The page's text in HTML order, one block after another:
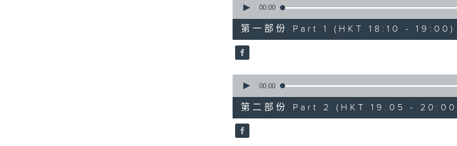
seconds
50
minutes,
0
seconds
90%
00:00
第一部份 Part 1 (HKT 18:10 - 19:00)
seconds
55
minutes,
10
seconds
90%
00:00
第二部份 Part 2 (HKT 19:05 -